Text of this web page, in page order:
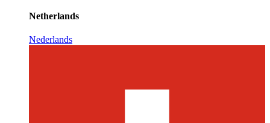
Netherlands
Nederlands